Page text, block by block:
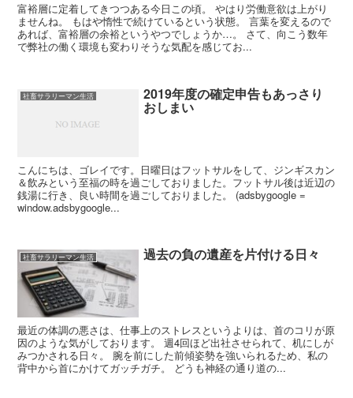
富裕層に定着してきつつある今日この頃。 やはり労働意欲は上がり
ませんね。 もはや惰性で続けているという状態。 言葉を変えるので
あれば、富裕層の余裕というやつでしょうか…。 さて、向こう数年
で弊社の働く環境も変わりそうな気配を感じてお...
社畜サラリーマン生活 2019年度の確定申告もあっさり
おしまい
こんにちは、ゴレイです。日曜日はフットサルをして、ジンギスカン
＆飲みという至福の時を過ごしておりました。フットサル後は近辺の
銭湯に行き、良い時間を過ごしておりました。 (adsbygoogle =
window.adsbygoogle...
社畜サラリーマン生活 過去の負の遺産を片付ける日々
最近の体調の悪さは、仕事上のストレスというよりは、首のコリが原
因のような気がしております。 週4回ほど出社させられて、机にしが
みつかされる日々。 腕を前にした前傾姿勢を強いられるため、私の
背中から首にかけてガッチガチ。 どうも神経の通り道の...